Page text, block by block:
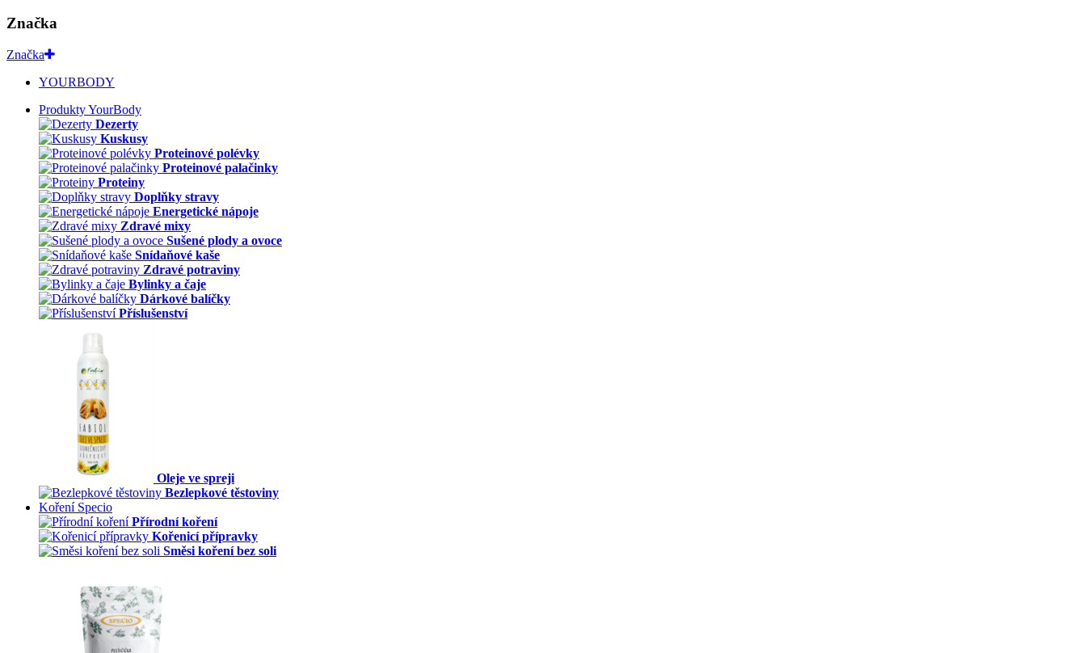
Značka
Značka
YOURBODY
Produkty YourBody
Dezerty
Kuskusy
Proteinové polévky
Proteinové palačinky
Proteiny
Doplňky stravy
Energetické nápoje
Zdravé mixy
Sušené plody a ovoce
Snídaňové kaše
Zdravé potraviny
Bylinky a čaje
Dárkové balíčky
Příslušenství
Oleje ve spreji
Bezlepkové těstoviny
Koření Specio
Přírodní koření
Kořenicí přípravky
Směsi koření bez soli